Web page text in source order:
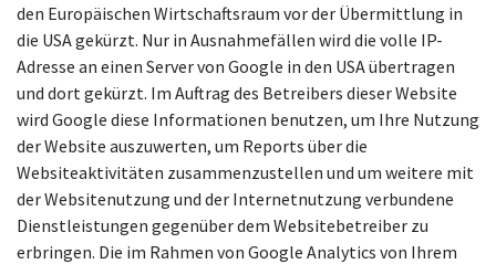
den Europäischen Wirtschaftsraum vor der Übermittlung in
die USA gekürzt. Nur in Ausnahmefällen wird die volle IP-
Adresse an einen Server von Google in den USA übertragen
und dort gekürzt. Im Auftrag des Betreibers dieser Website
wird Google diese Informationen benutzen, um Ihre Nutzung
der Website auszuwerten, um Reports über die
Websiteaktivitäten zusammenzustellen und um weitere mit
der Websitenutzung und der Internetnutzung verbundene
Dienstleistungen gegenüber dem Websitebetreiber zu
erbringen. Die im Rahmen von Google Analytics von Ihrem